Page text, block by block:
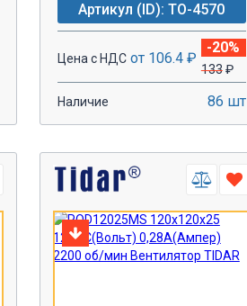
Артикул (ID): TO-4570
Цена с НДС от 106.4 ₽
-20%
133₽
Наличие 86 шт